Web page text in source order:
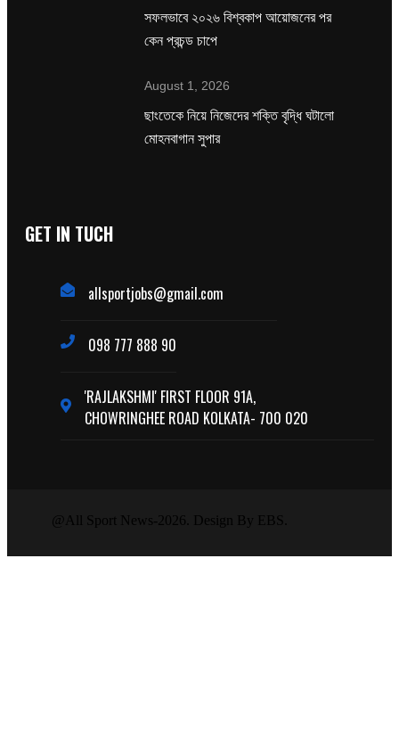
সফলভাবে ২০২৬ বিশ্বকাপ আয়োজনের পর
কেন প্রচন্ড চাপে
August 1, 2026
ছাংতেকে নিয়ে নিজেদের শক্তি বৃদ্ধি ঘটালো
মোহনবাগান সুপার
GET IN TUCH
allsportjobs@gmail.com
098 777 888 90
'RAJLAKSHMI' FIRST FLOOR 91A,
CHOWRINGHEE ROAD KOLKATA- 700 020
@All Sport News-2026. Design By EBS.